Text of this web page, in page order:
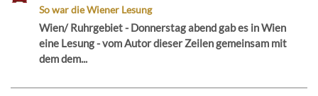
So war die Wiener Lesung
Wien/ Ruhrgebiet - Donnerstag abend gab es in Wien
eine Lesung - vom Autor dieser Zeilen gemeinsam mit
dem dem...